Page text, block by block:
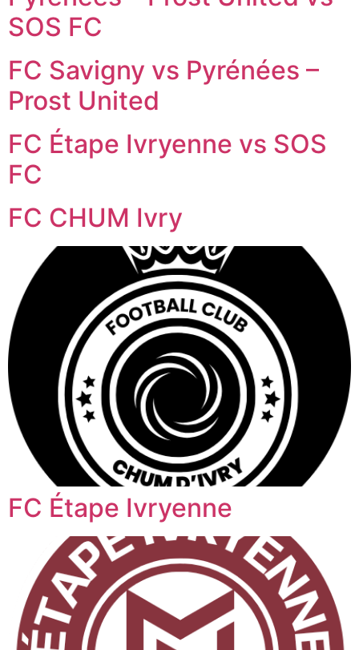
SOS FC
FC Savigny vs Pyrénées –
Prost United
FC Étape Ivryenne vs SOS
FC
FC CHUM Ivry
FC Étape Ivryenne